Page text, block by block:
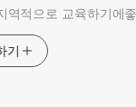
역적으로 교육하기에
기